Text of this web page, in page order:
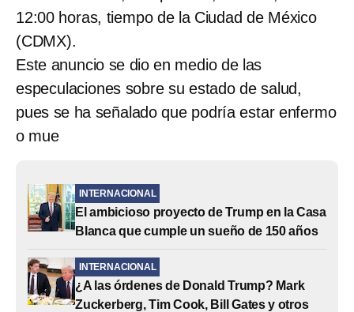
12:00 horas, tiempo de la Ciudad de México
(CDMX).
Este anuncio se dio en medio de las
especulaciones sobre su estado de salud,
pues se ha señalado que podría estar enfermo
o mue
INTERNACIONAL
El ambicioso proyecto de Trump en la Casa
Blanca que cumple un sueño de 150 años
INTERNACIONAL
¿A las órdenes de Donald Trump? Mark
Zuckerberg, Tim Cook, Bill Gates y otros